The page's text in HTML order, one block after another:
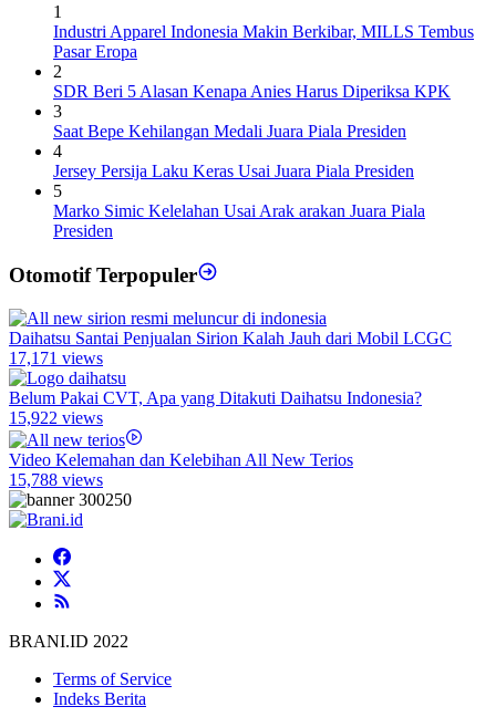
1
Industri Apparel Indonesia Makin Berkibar, MILLS Tembus
Pasar Eropa
2
SDR Beri 5 Alasan Kenapa Anies Harus Diperiksa KPK
3
Saat Bepe Kehilangan Medali Juara Piala Presiden
4
Jersey Persija Laku Keras Usai Juara Piala Presiden
5
Marko Simic Kelelahan Usai Arak arakan Juara Piala
Presiden
Otomotif Terpopuler
Daihatsu Santai Penjualan Sirion Kalah Jauh dari Mobil LCGC
17,171 views
Belum Pakai CVT, Apa yang Ditakuti Daihatsu Indonesia?
15,922 views
Video Kelemahan dan Kelebihan All New Terios
15,788 views
BRANI.ID 2022
Terms of Service
Indeks Berita